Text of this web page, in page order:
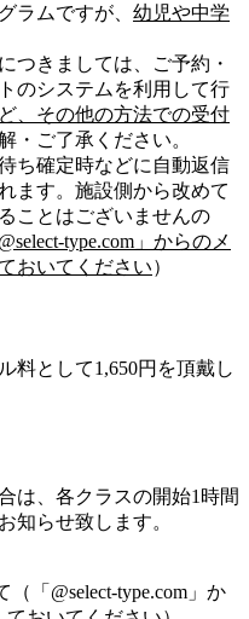
ラムですが、 幼児や中学
つきましては、ご予約・
のシステムを利用して行
、その他の方法での受付
・ご了承ください。
ち確定時などに自動返信
ます。施設側から改めて
ことはございませんの
@select-type.com」からのメ
おいてください）
料として1,650円を頂戴し
は、各クラスの開始1時間
知らせ致します。
「@select-type.com」か